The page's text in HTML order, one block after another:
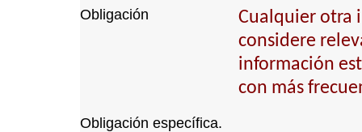
Obligación
Cualquier otra
considere
información
con más
Obligación específica.